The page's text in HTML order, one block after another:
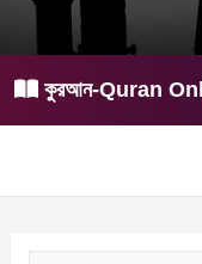
কুরআন-Quran